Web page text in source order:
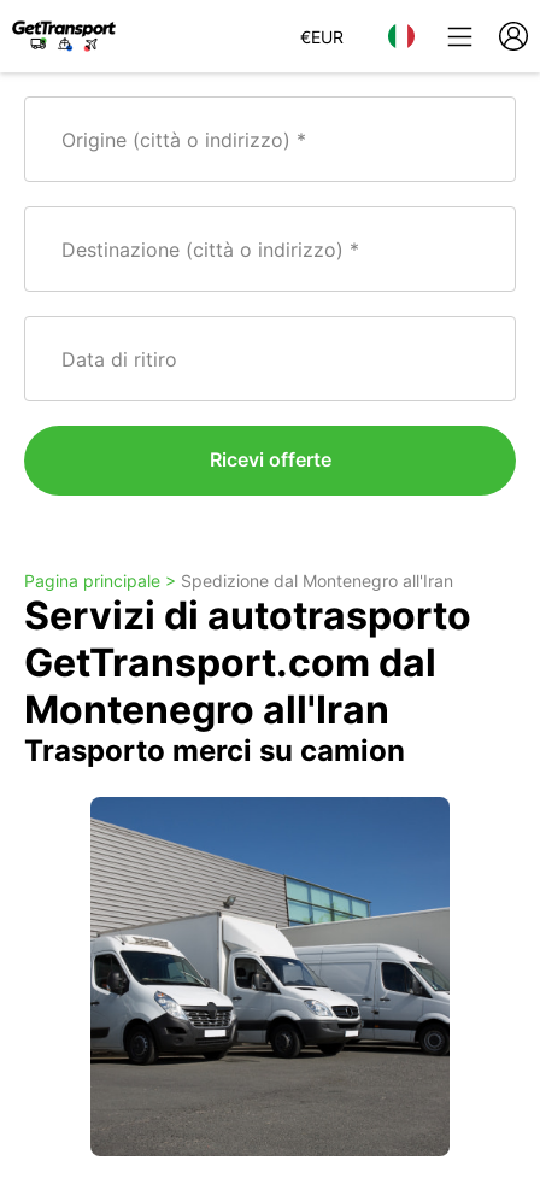
€EUR
Origine (città o indirizzo)
Destinazione (città o indirizzo)
Data di ritiro
Ricevi offerte
Pagina principale > Spedizione dal Montenegro all'Iran
Servizi di autotrasporto
GetTransport.com dal
Montenegro all'Iran
Trasporto merci su camion